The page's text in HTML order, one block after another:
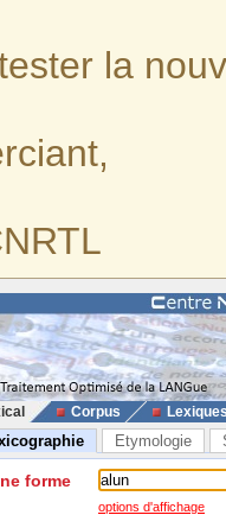
la
Corpus
Etymologie
forme
options d'affichage